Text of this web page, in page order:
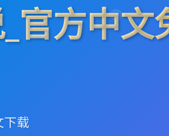
官方中文
下载